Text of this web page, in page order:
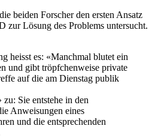
beiden Forscher den ersten Ansatz
zur Lösung des Problems untersucht.
heisst es: «Manchmal blutet ein
und gibt tröpfchenweise private
auf die am Dienstag publik
Sie entstehe in den
Anweisungen eines
und die entsprechenden